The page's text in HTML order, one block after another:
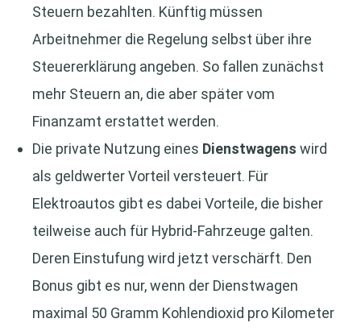
Steuern bezahlten. Künftig müssen
Arbeitnehmer die Regelung selbst über ihre
Steuererklärung angeben. So fallen zunächst
mehr Steuern an, die aber später vom
Finanzamt erstattet werden.
Die private Nutzung eines Dienstwagens wird
als geldwerter Vorteil versteuert. Für
Elektroautos gibt es dabei Vorteile, die bisher
teilweise auch für Hybrid-Fahrzeuge galten.
Deren Einstufung wird jetzt verschärft. Den
Bonus gibt es nur, wenn der Dienstwagen
maximal 50 Gramm Kohlendioxid pro Kilometer